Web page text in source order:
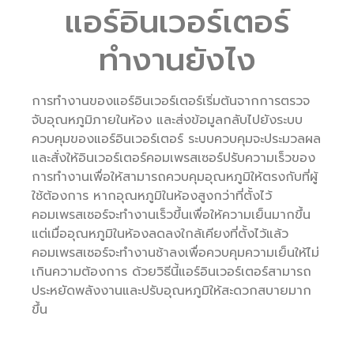
แอร์อินเวอร์เตอร์
ทำงานยังไง
การทำงานของแอร์อินเวอร์เตอร์เริ่มต้นจากการตรวจ
จับอุณหภูมิภายในห้อง และส่งข้อมูลกลับไปยังระบบ
ควบคุมของแอร์อินเวอร์เตอร์ ระบบควบคุมจะประมวลผล
และสั่งให้อินเวอร์เตอร์คอมเพรสเซอร์ปรับความเร็วของ
การทำงานเพื่อให้สามารถควบคุมอุณหภูมิให้ตรงกับที่ผู้
ใช้ต้องการ หากอุณหภูมิในห้องสูงกว่าที่ตั้งไว้
คอมเพรสเซอร์จะทำงานเร็วขึ้นเพื่อให้ความเย็นมากขึ้น
แต่เมื่ออุณหภูมิในห้องลดลงใกล้เคียงที่ตั้งไว้แล้ว
คอมเพรสเซอร์จะทำงานช้าลงเพื่อควบคุมความเย็นให้ไม่
เกินความต้องการ ด้วยวิธีนี้แอร์อินเวอร์เตอร์สามารถ
ประหยัดพลังงานและปรับอุณหภูมิให้สะดวกสบายมาก
ขึ้น